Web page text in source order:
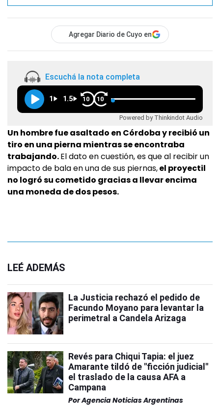
Agregar Diario de Cuyo en
Escuchá la nota completa
1 1.5 10 10
Powered by Thinkindot Audio
Un hombre fue asaltado en Córdoba y recibió un
tiro en una pierna mientras se encontraba
trabajando.El dato en cuestión, es que al recibir un
impacto de bala en una de sus piernas,el proyectil
no logró su cometido gracias a llevar encima
una moneda de dos pesos.
LEÉ ADEMÁS
La Justicia rechazó el pedido de
Facundo Moyano para levantar la
perimetral a Candela Arizaga
Revés para Chiqui Tapia: el juez
Amarante tildó de "ficción judicial"
el traslado de la causa AFA a
Campana
PorAgencia Noticias Argentinas